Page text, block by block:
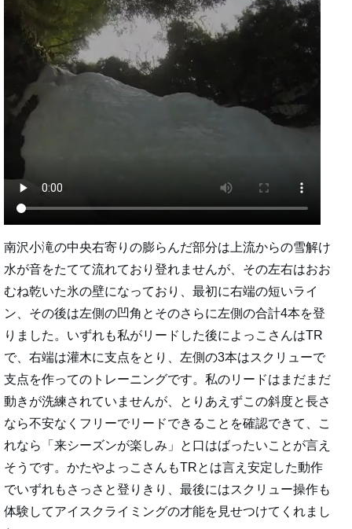
南沢小滝の中央右寄りの膨らんだ部分は上流からの雪解け
水が音をたてて流れており登れませんが、その左右はおお
むね乾いた氷の壁になっており、最初に右端の短いライ
ン、その後は左側の凹角とそのさらに左側の合計4本を登
りました。いずれも私がリードした後によっこさんはTR
で、右端は灌木に支点をとり、左側の3本はスクリューで
支点を作ってのトレーニングです。私のリードはまだまだ
動きが洗練されていませんが、とりあえずこの斜度と長さ
なら不安なくフリーでリードできることを確認できて、こ
れなら「来シーズンが楽しみ」と口はばったいことが言え
そうです。かたやよっこさんもTRとは言え安定した動作
でいずれもさっさと登りきり、最後にはスクリュー操作も
体験してアイスクライミングの才能を見せつけてくれまし